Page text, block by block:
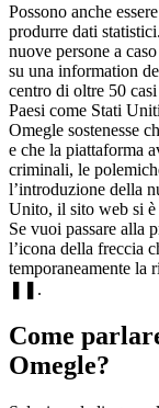
Possono anche
produrre dati
nuove persone a
su una information
centro di oltre 50
Paesi come Stati
Omegle sostenesse
e che la piattaforma
criminali, le
l’introduzione della
Unito, il sito web si
Se vuoi passare alla
l’icona della freccia
temporaneamente la
❚❚.
Come
Omegle?